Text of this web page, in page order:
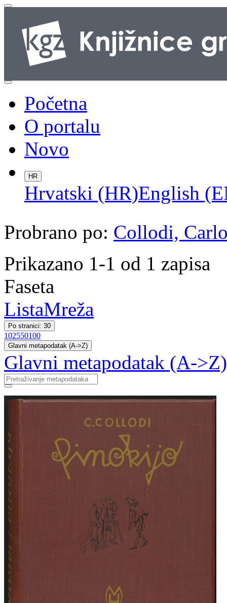
Početna
O portalu
Novo
HR
Hrvatski (HR)English
Probrano po: Collodi,
Prikazano 1-1 od 1 zapisa
Faseta
ListaMreža
Po stranici: 30
102550100
Glavni metapodatak (A->Z)
Glavni metapodatak (A->Z)